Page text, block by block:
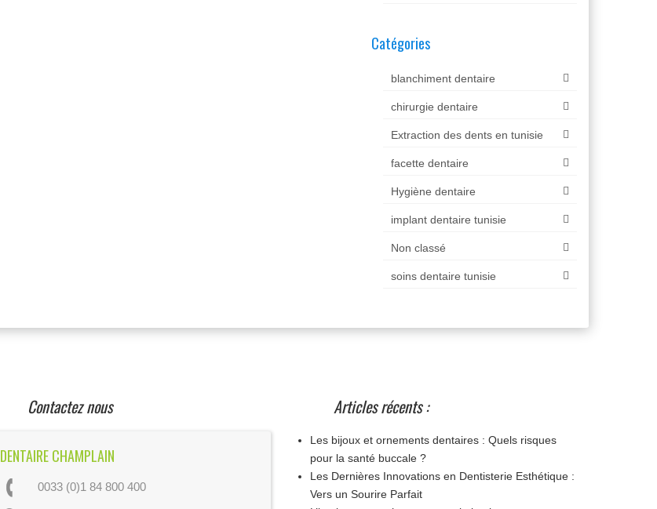
Catégories
blanchiment dentaire
chirurgie dentaire
Extraction des dents en tunisie
facette dentaire
Hygiène dentaire
implant dentaire tunisie
Non classé
soins dentaire tunisie
Contactez nous
DENTAIRE CHAMPLAIN
0033 (0)1 84 800 400
Articles récents :
Les bijoux et ornements dentaires : Quels risques
pour la santé buccale ?
Les Dernières Innovations en Dentisterie Esthétique :
Vers un Sourire Parfait